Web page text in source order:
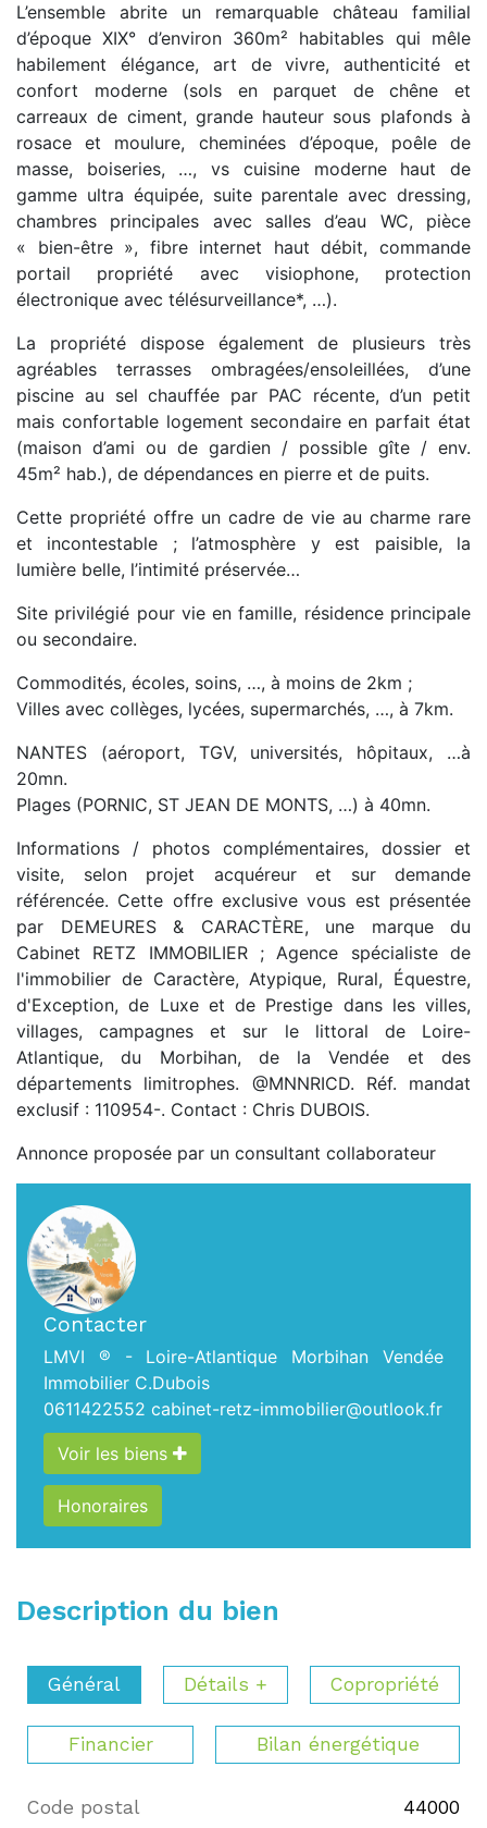
L’ensemble abrite un remarquable château familial
d’époque XIX° d’environ 360m² habitables qui mêle
habilement élégance, art de vivre, authenticité et
confort moderne (sols en parquet de chêne et
carreaux de ciment, grande hauteur sous plafonds à
rosace et moulure, cheminées d’époque, poêle de
masse, boiseries, …, vs cuisine moderne haut de
gamme ultra équipée, suite parentale avec dressing,
chambres principales avec salles d’eau WC, pièce
« bien-être », fibre internet haut débit, commande
portail propriété avec visiophone, protection
électronique avec télésurveillance*, …).
La propriété dispose également de plusieurs très
agréables terrasses ombragées/ensoleillées, d’une
piscine au sel chauffée par PAC récente, d’un petit
mais confortable logement secondaire en parfait état
(maison d’ami ou de gardien / possible gîte / env.
45m² hab.), de dépendances en pierre et de puits.
Cette propriété offre un cadre de vie au charme rare
et incontestable ; l’atmosphère y est paisible, la
lumière belle, l’intimité préservée…
Site privilégié pour vie en famille, résidence principale
ou secondaire.
Commodités, écoles, soins, …, à moins de 2km ;
Villes avec collèges, lycées, supermarchés, …, à 7km.
NANTES (aéroport, TGV, universités, hôpitaux, …à
20mn.
Plages (PORNIC, ST JEAN DE MONTS, …) à 40mn.
Informations / photos complémentaires, dossier et
visite, selon projet acquéreur et sur demande
référencée. Cette offre exclusive vous est présentée
par DEMEURES & CARACTÈRE, une marque du
Cabinet RETZ IMMOBILIER ; Agence spécialiste de
l'immobilier de Caractère, Atypique, Rural, Équestre,
d'Exception, de Luxe et de Prestige dans les villes,
villages, campagnes et sur le littoral de Loire-
Atlantique, du Morbihan, de la Vendée et des
départements limitrophes. @MNNRICD. Réf. mandat
exclusif : 110954-. Contact : Chris DUBOIS.
Annonce proposée par un consultant collaborateur
Contacter
LMVI ® - Loire-Atlantique Morbihan Vendée
Immobilier C.Dubois
0611422552 cabinet-retz-immobilier@outlook.fr
Voir les biens
Honoraires
Description du bien
Général Détails + Copropriété
Financier Bilan énergétique
Label Value
Code postal 44000